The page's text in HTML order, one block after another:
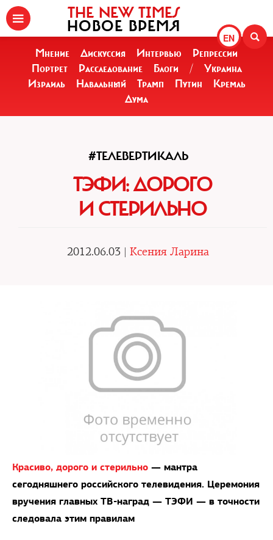
EN
THE NEW TIMES
НОВОЕ ВРЕМЯ
Мнение Дискуссия Интервью
Репрессии
Портрет
Расследование Блоги /
Украина
Израиль
Навальный Трамп Путин
Кремль
Дума
#ТЕЛЕВЕРТИКАЛЬ
ТЭФИ: ДОРОГО
И СТЕРИЛЬНО
2012.06.03 | Ксения Ларина
Красиво, дорого и стерильно — мантра
сегодняшнего российского телевидения. Церемония
вручения главных ТВ-наград — ТЭФИ — в точности
следовала этим правилам